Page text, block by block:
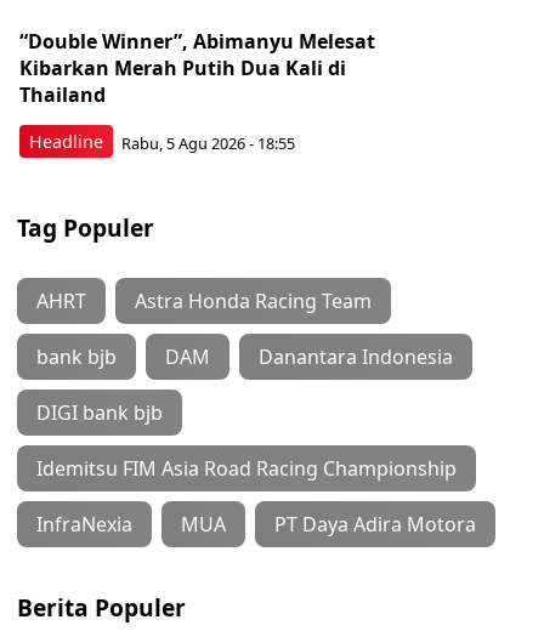
Headline
“Double Winner”, Abimanyu Melesat
Kibarkan Merah Putih Dua Kali di
Thailand
Rabu, 5 Agu 2026 - 18:55
Tag Populer
AHRT Astra Honda Racing Team
bank bjb DAM Danantara Indonesia
DIGI bank bjb
Idemitsu FIM Asia Road Racing Championship
InfraNexia MUA PT Daya Adira Motora
Berita Populer